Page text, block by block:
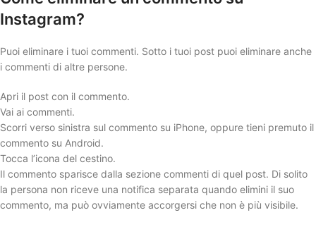
Instagram?
Puoi eliminare i tuoi commenti. Sotto i tuoi post puoi eliminare anche
i commenti di altre persone.
Apri il post con il commento.
Vai ai commenti.
Scorri verso sinistra sul commento su iPhone, oppure tieni premuto il
commento su Android.
Tocca l’icona del cestino.
Il commento sparisce dalla sezione commenti di quel post. Di solito
la persona non riceve una notifica separata quando elimini il suo
commento, ma può ovviamente accorgersi che non è più visibile.